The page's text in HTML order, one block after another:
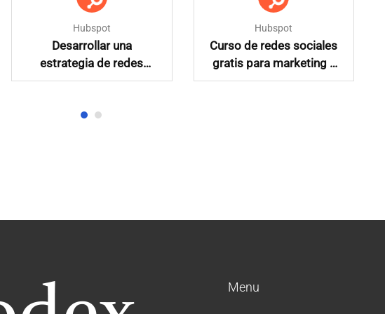
Hubspot
Desarrollar una
estrategia de redes
sociales
Hubspot
Curso de redes sociales
gratis para marketing y
publicidad en español
Menu